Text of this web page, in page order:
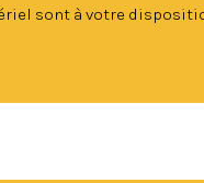
sont à votre